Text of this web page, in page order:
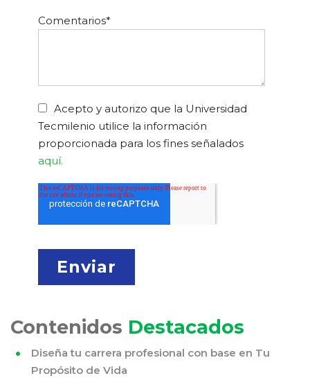
Comentarios*
Acepto y autorizo que la Universidad
Tecmilenio utilice la información
proporcionada para los fines señalados
aquí.
Contenidos Destacados
Diseña tu carrera profesional con base en Tu
Propósito de Vida